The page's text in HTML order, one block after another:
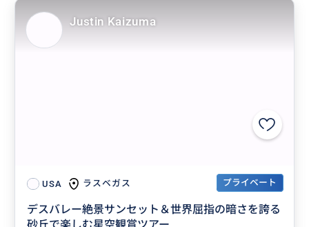
USA ラスベガス プライベート
デスバレー絶景サンセット＆世界屈指の暗さを誇る
Justin Kaizuma